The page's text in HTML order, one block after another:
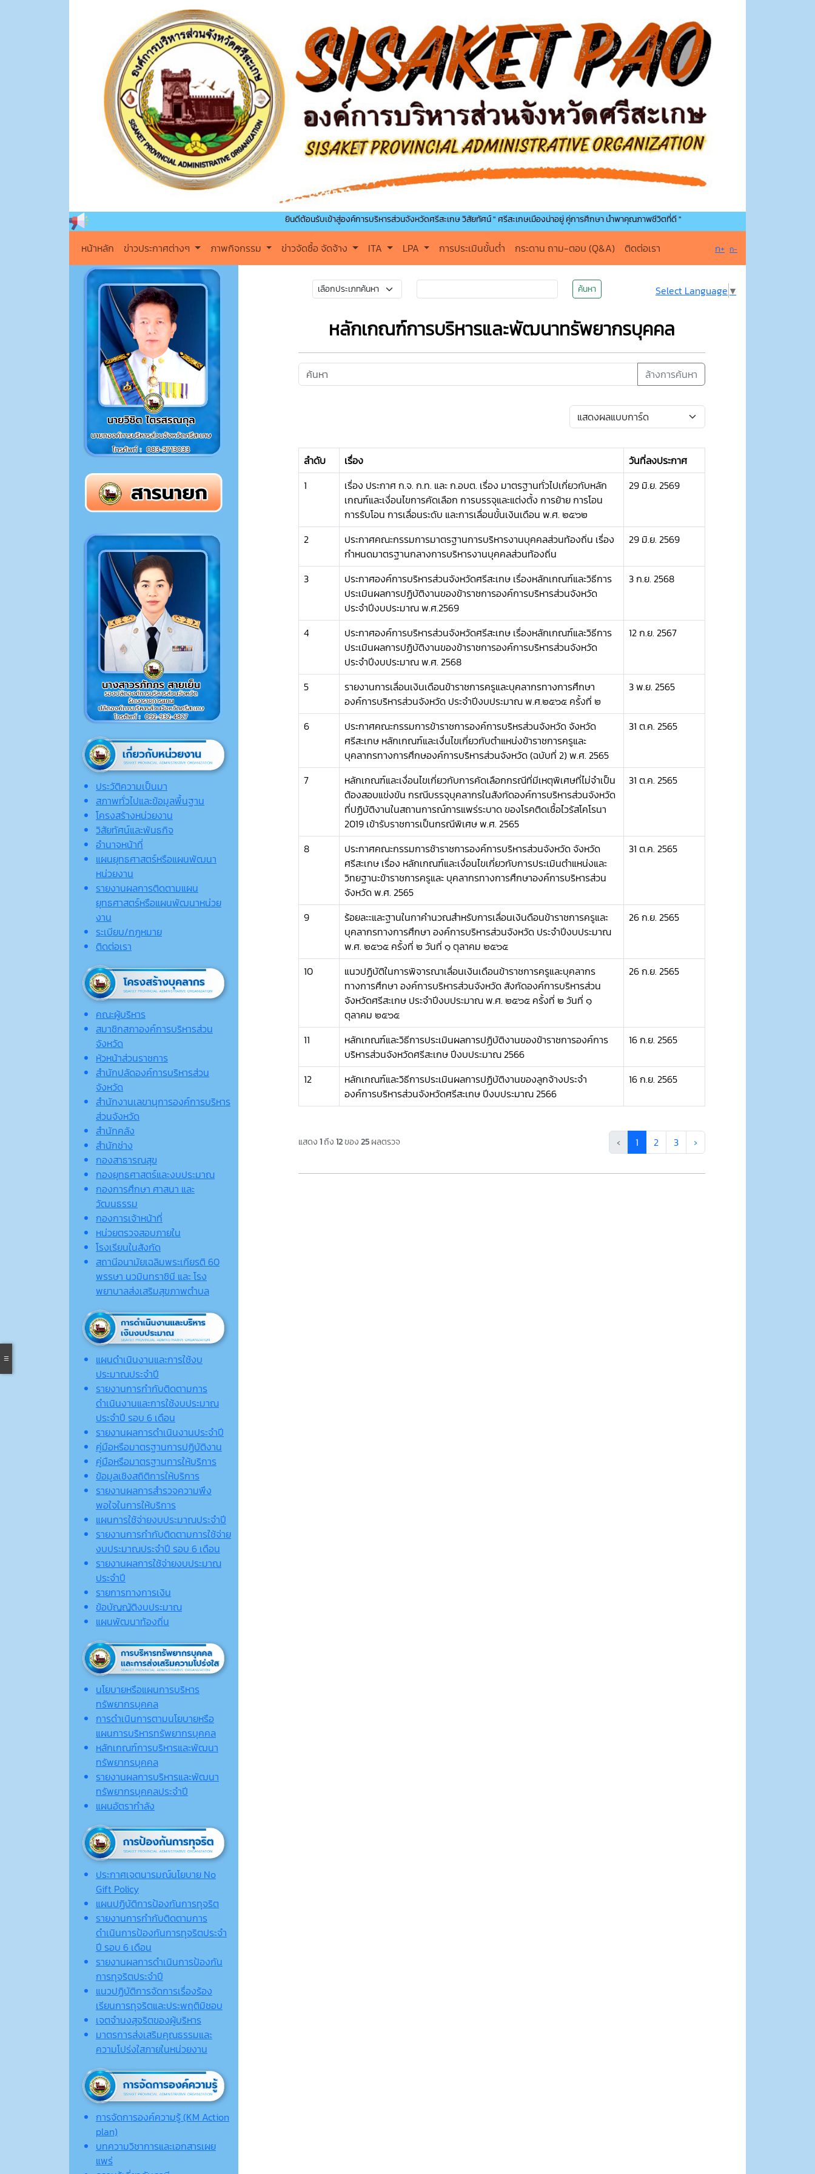
ยินดีต้อนรับเข้าสู่องค์การบริหารส่วนจังหวัดศรีสะเกษ วิสัยทัศน์ " ศรีสะเกษเมืองน่าอยู่ คู่การศึกษา นำพาคุณภาพชีวิตที่ดี "
หน้าหลัก ข่าวประกาศต่างๆ ภาพกิจกรรม ข่าวจัดซื้อ จัดจ้าง ITA LPA การประเมินขั้นต่ำ กระดาน ถาม-ตอบ (Q&A) ติดต่อเรา ก+ ก-
ประวัติความเป็นมา
สภาพทั่วไปและข้อมูลพื้นฐาน
โครงสร้างหน่วยงาน
วิสัยทัศน์และพันธกิจ
อำนาจหน้าที่
แผนยุทธศาสตร์หรือแผนพัฒนา
หน่วยงาน
รายงานผลการติดตามแผน
ยุทธศาสตร์หรือแผนพัฒนาหน่วย
งาน
ระเบียบ/กฎหมาย
ติดต่อเรา
คณะผู้บริหาร
สมาชิกสภาองค์การบริหารส่วน
จังหวัด
หัวหน้าส่วนราชการ
สำนักปลัดองค์การบริหารส่วน
จังหวัด
สำนักงานเลขานุการองค์การบริหาร
ส่วนจังหวัด
สำนักคลัง
สำนักช่าง
กองสาธารณสุข
กองยุทธศาสตร์และงบประมาณ
กองการศึกษา ศาสนา และ
วัฒนธรรม
กองการเจ้าหน้าที่
หน่วยตรวจสอบภายใน
โรงเรียนในสังกัด
สถานีอนามัยเฉลิมพระเกียรติ 60
พรรษา นวมินทราชินี และ โรง
พยาบาลส่งเสริมสุขภาพตำบล
แผนดำเนินงานและการใช้งบ
ประมาณประจำปี
รายงานการกำกับติดตามการ
ดำเนินงานและการใช้งบประมาณ
ประจำปี รอบ 6 เดือน
รายงานผลการดำเนินงานประจำปี
คู่มือหรือมาตรฐานการปฏิบัติงาน
คู่มือหรือมาตรฐานการให้บริการ
ข้อมูลเชิงสถิติการให้บริการ
รายงานผลการสำรวจความพึง
พอใจในการให้บริการ
แผนการใช้จ่ายงบประมาณประจำปี
รายงานการกำกับติดตามการใช้จ่าย
งบประมาณประจำปี รอบ 6 เดือน
รายงานผลการใช้จ่ายงบประมาณ
ประจำปี
รายการทางการเงิน
ข้อบัญญัติงบประมาณ
แผนพัฒนาท้องถิ่น
นโยบายหรือแผนการบริหาร
ทรัพยากรบุคคล
การดำเนินการตามนโยบายหรือ
แผนการบริหารทรัพยากรบุคคล
หลักเกณฑ์การบริหารและพัฒนา
ทรัพยากรบุคคล
รายงานผลการบริหารและพัฒนา
ทรัพยากรบุคคลประจำปี
แผนอัตรากำลัง
ประกาศเจตนารมณ์นโยบาย No
Gift Policy
แผนปฏิบัติการป้องกันการทุจริต
รายงานการกำกับติดตามการ
ดำเนินการป้องกันการทุจริตประจำ
ปี รอบ 6 เดือน
รายงานผลการดำเนินการป้องกัน
การทุจริตประจำปี
แนวปฏิบัติการจัดการเรื่องร้อง
เรียนการทุจริตและประพฤติมิชอบ
เจตจํานงสุจริตของผู้บริหาร
มาตรการส่งเสริมคุณธรรมและ
ความโปร่งใสภายในหน่วยงาน
การจัดการองค์ความรู้ (KM Action
plan)
บทความวิชาการและเอกสารเผย
แพร่
ค้นหา Select Language ▼
หลักเกณฑ์การบริหารและพัฒนาทรัพยากรบุคคล
ล้างการค้นหา
ลำดับ เรื่อง
วันที่ลงประกาศ
1
เรื่อง ประกาศ ก.จ. ก.ท. และ ก.อบต. เรื่อง มาตรฐานทั่วไปเกี่ยวกับหลัก
เกณฑ์และเงื่อนไขการคัดเลือก การบรรจุและแต่งตั้ง การย้าย การโอน
การรับโอน การเลื่อนระดับ และการเลื่อนขั้นเงินเดือน พ.ศ. ๒๕๖๒
29 มิ.ย. 2569
2
ประกาศคณะกรรมการมาตรฐานการบริหารงานบุคคลส่วนท้องถิ่น เรื่อง
กำหนดมาตรฐานกลางการบริหารงานบุคคลส่วนท้องถิ่น
29 มิ.ย. 2569
3
ประกาศองค์การบริหารส่วนจังหวัดศรีสะเกษ เรื่องหลักเกณฑ์และวิธีการ
ประเมินผลการปฏิบัติงานของข้าราชการองค์การบริหารส่วนจังหวัด
ประจำปีงบประมาณ พ.ศ.2569
3 ก.ย. 2568
4
ประกาศองค์การบริหารส่วนจังหวัดศรีสะเกษ เรื่องหลักเกณฑ์และวิธีการ
ประเมินผลการปฏิบัติงานของข้าราชการองค์การบริหารส่วนจังหวัด
ประจำปีงบประมาณ พ.ศ. 2568
12 ก.ย. 2567
5
รายงานการเลื่อนเงินเดือนข้าราชการครูและบุคลากรทางการศึกษา
องค์การบริหารส่วนจังหวัด ประจำปีงบประมาณ พ.ศ.๒๕๖๕ ครั้งที่ ๒
3 พ.ย. 2565
6
ประกาศคณะกรรมการข้าราชการองค์การบริหรส่วนจังหวัด จังหวัด
ศรีสะเกษ หลักเกณฑ์และเงื่นไขเกี่ยวกับตำแหน่งข้าราชการครูและ
บุคลากรทางการศึกษองค์การบริหารส่วนจังหวัด (ฉบับที่ 2) พ.ศ. 2565
31 ต.ค. 2565
7
หลักเกณฑ์และเงื่อนไขเกี่ยวกับการคัดเลือกกรณีที่มีเหตุพิเศษที่ไม่จำเป็น
ต้องสอบแข่งขัน กรณีบรรจุบุคลากรในสังกัดองค์การบริหารส่วนจังหวัด
ที่ปฏิบัติงานในสถานการณ์การแพร่ระบาด ของโรคติดเชื้อไวรัสโคโรนา
2019 เข้ารับราชการเป็นกรณีพิเศษ พ.ศ. 2565
31 ต.ค. 2565
8
ประกาศคณะกรรมการช้าราชการองค์การบริหารส่วนจังหวัด จังหวัด
ศรีสะเกษ เรื่อง หลักเกณฑ์และเงื่อนไขเกี่ยวกับการประเมินตำแหน่งและ
วิทยฐานะข้าราชการครูและ บุคลากรทางการศึกษาองค์การบริหารส่วน
จังหวัด พ.ศ. 2565
31 ต.ค. 2565
9
ร้อยละะและฐานในกาคำนวณสำหรับการเลื่อนเงินดือนข้าราชการครูและ
บุคลากรทางการศึกษา องค์การบริหารส่วนจังหวัด ประจำปีงบประมาณ
พ.ศ. ๒๕๖๕ ครั้งที่ ๒ วันที่ ๑ ตุลาคม ๒๕๖๕
26 ก.ย. 2565
10
แนวปฏิบัติในการพิจารณาเลื่อนเงินเดือนข้าราชการครูและบุคลากร
ทางการศึกษา องค์การบริหารส่วนจังหวัด สังกัดองค์การบริหารส่วน
จังหวัดศรีสะเกษ ประจำปีงบประมาณ พ.ศ. ๒๕๖๕ ครั้งที่ ๒ วันที่ ๑
ตุลาคม ๒๕๖๕
26 ก.ย. 2565
11
หลักเกณฑ์และวิธีการประเมินผลการปฏิบัติงานของข้าราชการองค์การ
บริหารส่วนจังหวัดศรีสะเกษ ปีงบประมาณ 2566
16 ก.ย. 2565
12
หลักเกณฑ์และวิธีการประเมินผลการปฏิบัติงานของลูกจ้างประจำ
องค์การบริหารส่วนจังหวัดศรีสะเกษ ปีงบประมาณ 2566
16 ก.ย. 2565
แสดง1ถึง12ของ25ผลตรวจ ‹ 1 2 3 ›